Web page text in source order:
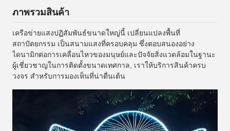
ภาพรวมสินค้า
เครือข่ายแสงปฏิสัมพันธ์ขนาดใหญ่นี้ เปลี่ยนแปลงพื้นที่
สถาปัตยกรรม เป็นสนามแสงที่ครอบคลุม ซึ่งตอบสนองอย่าง
ไดนามิกต่อการเคลื่อนไหวของมนุษย์และปัจจัยสิ่งแวดล้อมในฐานะ
ผู้เชี่ยวชาญในการติดตั้งขนาดเทศกาล, เราให้บริการสินค้าครบ
วงจร สําหรับการมองเห็นที่น่าตื่นเต้น